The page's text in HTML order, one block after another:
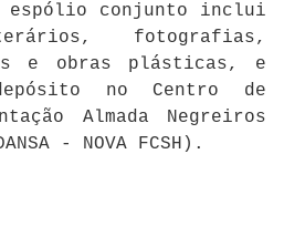
espólio conjunto inclui
fotografias,
e obras plásticas, e
no Centro de
Almada Negreiros
- NOVA FCSH).